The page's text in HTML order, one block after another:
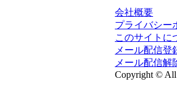
会社概要
プライバシー
このサイトに
メール配信登
メール配信解
Copyright © All